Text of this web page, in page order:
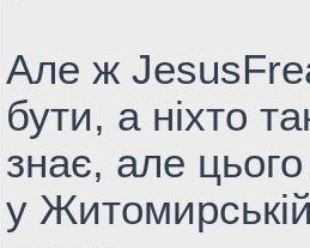
Але ж
бути, а ніхто
знає, але
у